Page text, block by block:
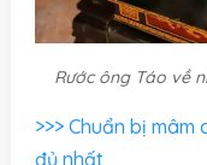
Rước ông Táo về
>>> Chuẩn bị
đủ nhất